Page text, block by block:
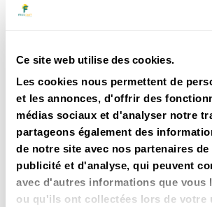
Ce site web utilise des cookies.
Les cookies nous permettent de
et les annonces, d'offrir des
médias sociaux et d'analyser notre
partageons également des
de notre site avec nos partenaires
publicité et d'analyse, qui peuvent
avec d'autres informations que vous
ou qu'ils ont collectées lors de votre
À découvrir